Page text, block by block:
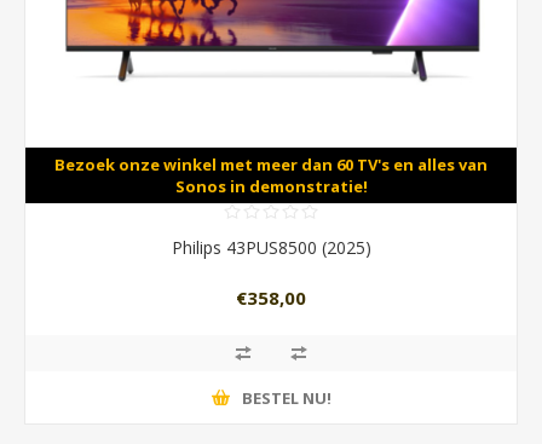
Bezoek onze winkel met meer dan 60 TV's en alles van
Sonos in demonstratie!
Philips 43PUS8500 (2025)
€358,00
BESTEL NU!